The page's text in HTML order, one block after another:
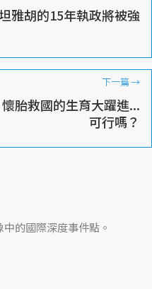
雅胡的15年執政將被強
下一篇→
胎救國的生育大躍進...
可行嗎？
的國際深度事件點。